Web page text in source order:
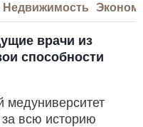
Недвижимость
врачи из
способности
медуниверситет
всю историю